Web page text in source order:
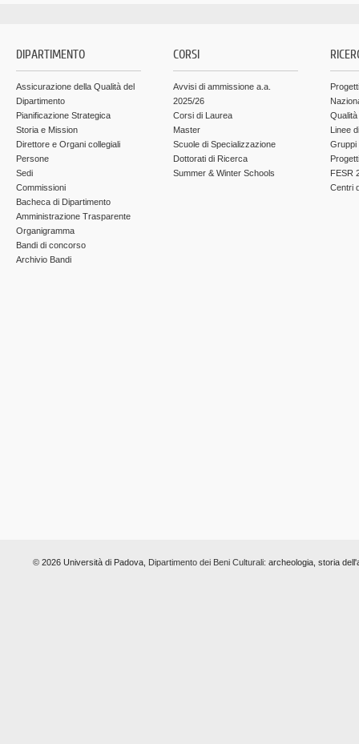
DIPARTIMENTO
Assicurazione della Qualità del
Dipartimento
Pianificazione Strategica
Storia e Mission
Direttore e Organi collegiali
Persone
Sedi
Commissioni
Bacheca di Dipartimento
Amministrazione Trasparente
Organigramma
Bandi di concorso
Archivio Bandi
CORSI
Avvisi di ammissione a.a.
2025/26
Corsi di Laurea
Master
Scuole di Specializzazione
Dottorati di Ricerca
Summer & Winter Schools
Linee
Gruppi
FESR
Centri
© 2026 Università di Padova, Dipartimento dei Beni Culturali: archeologia, storia